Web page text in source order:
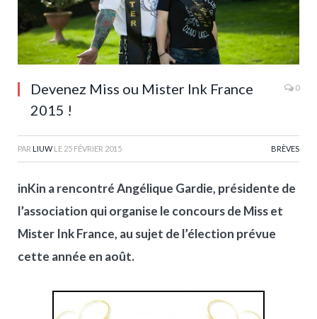
Devenez Miss ou Mister Ink France
2015 !
0
PAR LIUW LE 25 FÉVRIER 2015 BRÈVES
inKin a rencontré Angélique Gardie, présidente de
l’association qui organise le concours de Miss et
Mister Ink France, au sujet de l’élection prévue
cette année en août.